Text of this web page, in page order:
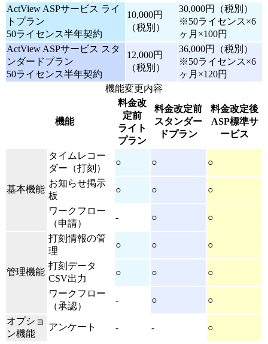
ActView ASPサービス ライ
トプラン
50ライセンス半年契約
10,000円
（税別）
30,000円（税別）
※50ライセンス×6
ヶ月×100円
ActView ASPサービス スタ
ンダードプラン
50ライセンス半年契約
12,000円
（税別）
36,000円（税別）
※50ライセンス×6
ヶ月×120円
機能変更内容
機能
料金改
定前
ライト
プラン
料金改定前
スタンダー
ドプラン
料金改定後
ASP標準サ
ービス
基本機能
タイムレコー
ダー（打刻）
○ ○ ○
お知らせ掲示
板
○ ○ ○
ワークフロー
（申請）
- ○ ○
管理機能
打刻情報の管
理
○ ○ ○
打刻データ
CSV出力
○ ○ ○
ワークフロー
（承認）
- ○ ○
オプショ
ン機能
アンケート - - ○